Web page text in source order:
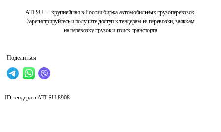
ATI.SU — крупнейшая в России биржа автомобильных грузоперевозок.
Зарегистрируйтесь и получите доступ к тендерам на перевозки, заявкам
на перевозку грузов и поиск транспорта
Поделиться
ID тендера в ATI.SU 8908